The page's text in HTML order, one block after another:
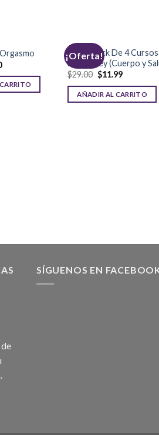
¡Oferta!
Super Pack De 4
MindValley (Cuerpo y
$29.00 $11.99
AÑADIR AL CARRITO
SÍGUENOS EN